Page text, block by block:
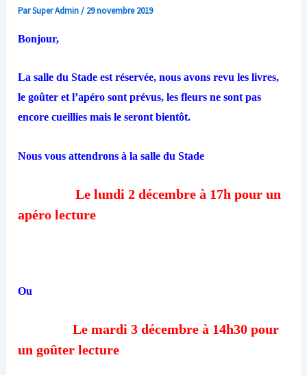
ParSuper Admin/ 29 novembre 2019
Bonjour,
La salle du Stade est réservée, nous avons revu les livres,
le goûter et l’apéro sont prévus, les fleurs ne sont pas
encore cueillies mais le seront bientôt.
Nous vous attendrons à la salle du Stade
Le lundi 2 décembre à 17h pour un
apéro lecture
Ou
Le mardi 3 décembre à 14h30 pour
un goûter lecture